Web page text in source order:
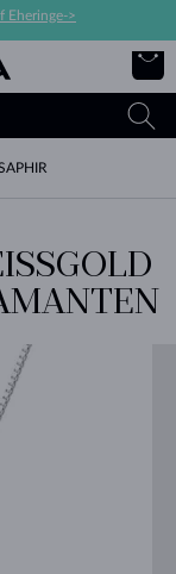
Eheringe->
M